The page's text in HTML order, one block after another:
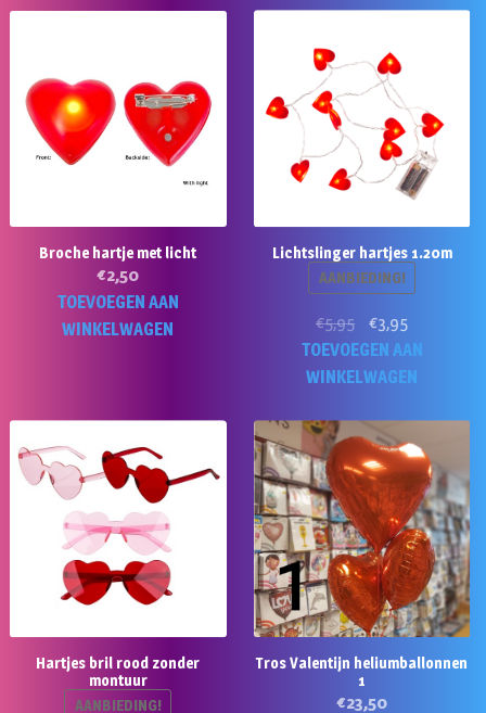
Broche hartje met licht
€2,50
TOEVOEGEN AAN
WINKELWAGEN
Lichtslinger hartjes 1.20m
AANBIEDING!
€5,95
Oorspronkelijke
prijs
was:
€3,95Huidige
prijs
is:
TOEVOEGEN AAN
WINKELWAGEN
Hartjes bril rood zonder
montuur
AANBIEDING!
Tros Valentijn heliumballonnen
1
€23,50